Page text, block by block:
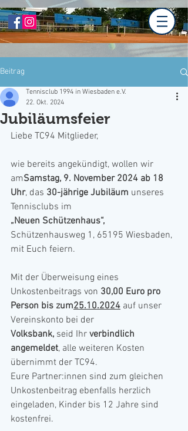
Beitrag
Jubiläumsfeier
Tennisclub 1994 in Wiesbaden e.V.
22. Okt. 2024
Liebe TC94 Mitglieder,
wie bereits angekündigt, wollen wir
amSamstag, 9. November 2024 ab 18
Uhr, das 30-jährige Jubiläum unseres
Tennisclubs im
„Neuen Schützenhaus“,
Schützenhausweg 1, 65195 Wiesbaden,
mit Euch feiern.
Mit der Überweisung eines
Unkostenbeitrags von 30,00 Euro pro
Person bis zum25.10.2024 auf unser
Vereinskonto bei der
Volksbank, seid Ihr verbindlich
angemeldet, alle weiteren Kosten
übernimmt der TC94.
Eure Partner:innen sind zum gleichen
Unkostenbeitrag ebenfalls herzlich
eingeladen, Kinder bis 12 Jahre sind
kostenfrei.